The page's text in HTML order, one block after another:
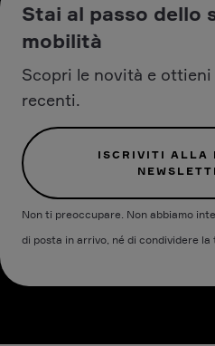
Stai al passo dello
mobilità
Scopri le novità e
recenti.
ISCRIVITI ALLA
Non ti preoccupare. Non abbiamo
di posta in arrivo, né di condividere la